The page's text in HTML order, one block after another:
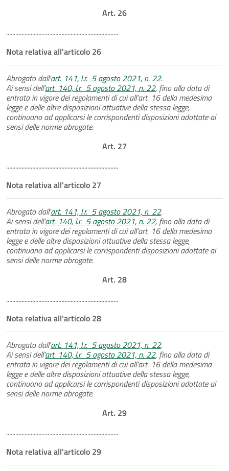
Art. 26
.........................................................................
Nota relativa all'articolo 26
Abrogato dall'art. 141, l.r. 5 agosto 2021, n. 22.
Ai sensi dell'art. 140, l.r. 5 agosto 2021, n. 22, fino alla data di
entrata in vigore dei regolamenti di cui all'art. 16 della medesima
legge e delle altre disposizioni attuative della stessa legge,
continuano ad applicarsi le corrispondenti disposizioni adottate ai
sensi delle norme abrogate.
Art. 27
.........................................................................
Nota relativa all'articolo 27
Abrogato dall'art. 141, l.r. 5 agosto 2021, n. 22.
Ai sensi dell'art. 140, l.r. 5 agosto 2021, n. 22, fino alla data di
entrata in vigore dei regolamenti di cui all'art. 16 della medesima
legge e delle altre disposizioni attuative della stessa legge,
continuano ad applicarsi le corrispondenti disposizioni adottate ai
sensi delle norme abrogate.
Art. 28
.........................................................................
Nota relativa all'articolo 28
Abrogato dall'art. 141, l.r. 5 agosto 2021, n. 22.
Ai sensi dell'art. 140, l.r. 5 agosto 2021, n. 22, fino alla data di
entrata in vigore dei regolamenti di cui all'art. 16 della medesima
legge e delle altre disposizioni attuative della stessa legge,
continuano ad applicarsi le corrispondenti disposizioni adottate ai
sensi delle norme abrogate.
Art. 29
.........................................................................
Nota relativa all'articolo 29